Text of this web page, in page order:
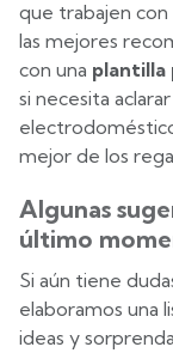
que trabajen con
las mejores
con una plantilla
si necesita
mejor de los
Algunas
último
Si aún tiene
elaboramos una
ideas y